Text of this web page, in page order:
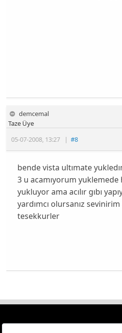
demcemal
05-07-2008, 13:27 |#8
Taze Üye
bende vista ultımate
3 u acamıyorum
yukluyor ama acılır gıbı
yardımcı olursanız
tesekkurler